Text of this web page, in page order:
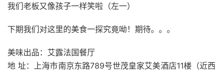
我们老板又像孩子一样笑啦（左一）
下期我们对这里的美食一探究竟呦！期待。。。
美味出品：艾露法国餐厅
地 址：上海市南京东路789号世茂皇家艾美酒店11楼（近西